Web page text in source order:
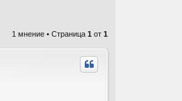
1 мнение • Страница 1 от 1